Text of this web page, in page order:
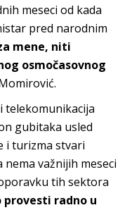
meseci od kada
pred narodnim
mene, niti
osmočasovnog
gubitaka usled
i turizma stvari
važnijih meseci
tih sektora
provesti radno u